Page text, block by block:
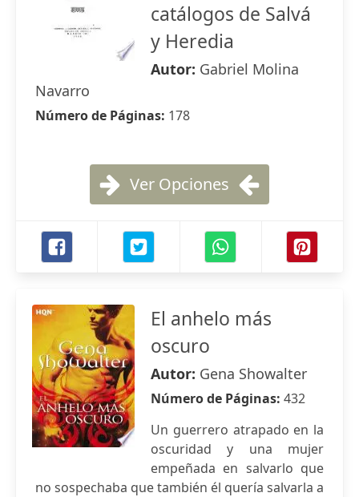
catálogos de Salvá
y Heredia
Autor: Gabriel Molina
Navarro
Número de Páginas: 178
Ver Opciones
El anhelo más
oscuro
Autor: Gena Showalter
Número de Páginas: 432
Un guerrero atrapado en la
oscuridad y una mujer
empeñada en salvarlo que
no sospechaba que también él quería salvarla a